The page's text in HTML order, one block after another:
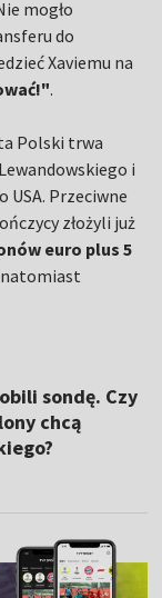
mogło
do
Xaviemu na
.
Polski trwa
i
USA. Przeciwne
złożyli już
euro plus 5
natomiast
sondę. Czy
chcą